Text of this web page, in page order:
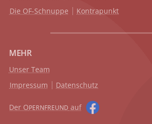
Die OF-Schnuppe
Kontrapunkt
MEHR
Unser Team
Impressum
Datenschutz
Der OPERNFREUND auf